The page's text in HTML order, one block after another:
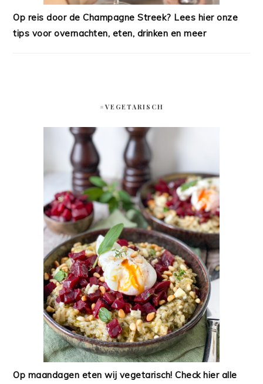
Op reis door de Champagne Streek? Lees hier onze
tips voor overnachten, eten, drinken en meer
#VEGETARISCH
Op maandagen eten wij vegetarisch! Check hier alle